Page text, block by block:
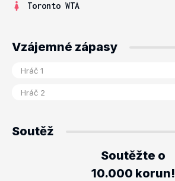
Toronto WTA
Vzájemné zápasy
Soutěž
Soutěžte o
10.000 korun!